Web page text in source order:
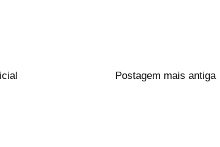
Postagem mais antiga